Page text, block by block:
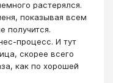
растерялся.
показывая всем
получится.
процесс. И тут
скорее всего
как по хорошей